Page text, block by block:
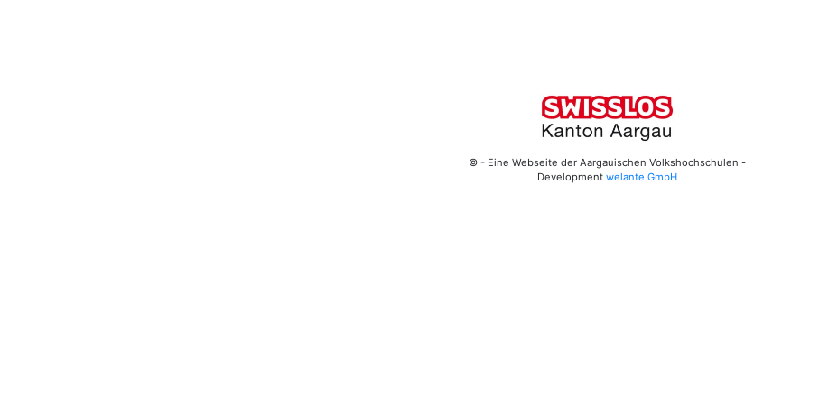
© - Eine Webseite der Aargauischen Volkshochschulen -
Development welante GmbH